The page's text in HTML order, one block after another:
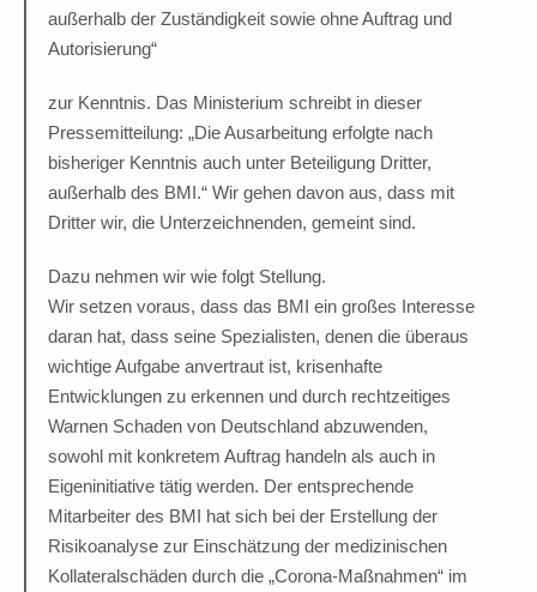
außerhalb der Zuständigkeit sowie ohne Auftrag und
Autorisierung“
zur Kenntnis. Das Ministerium schreibt in dieser
Pressemitteilung: „Die Ausarbeitung erfolgte nach
bisheriger Kenntnis auch unter Beteiligung Dritter,
außerhalb des BMI.“ Wir gehen davon aus, dass mit
Dritter wir, die Unterzeichnenden, gemeint sind.
Dazu nehmen wir wie folgt Stellung.
Wir setzen voraus, dass das BMI ein großes Interesse
daran hat, dass seine Spezialisten, denen die überaus
wichtige Aufgabe anvertraut ist, krisenhafte
Entwicklungen zu erkennen und durch rechtzeitiges
Warnen Schaden von Deutschland abzuwenden,
sowohl mit konkretem Auftrag handeln als auch in
Eigeninitiative tätig werden. Der entsprechende
Mitarbeiter des BMI hat sich bei der Erstellung der
Risikoanalyse zur Einschätzung der medizinischen
Kollateralschäden durch die „Corona-Maßnahmen“ im